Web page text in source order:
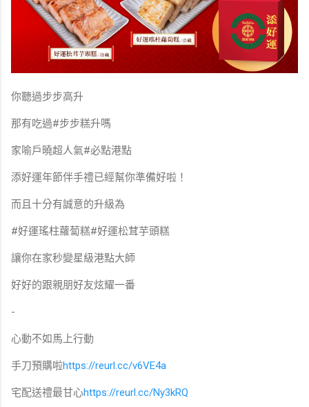
你聽過步步高升
那有吃過#步步糕升嗎
家喻戶曉超人氣#必點港點
添好運年節伴手禮已經幫你準備好啦！
而且十分有誠意的升級為
#好運瑤柱蘿蔔糕#好運松茸芋頭糕
讓你在家秒變星級港點大師
好好的跟親朋好友炫耀一番
-
心動不如馬上行動
手刀預購啦https://reurl.cc/v6VE4a
宅配送禮最甘心https://reurl.cc/Ny3kRQ